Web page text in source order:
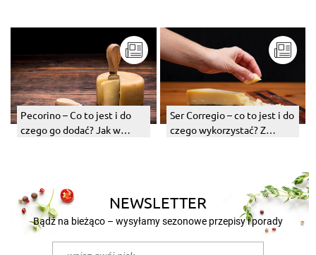
Pecorino – Co to jest i do
czego go dodać? Jak w
Ser Corregio – co to jest i do
czego wykorzystać? Z
NEWSLETTER
Bądź na bieżąco – wysyłamy sezonowe przepisy i porady